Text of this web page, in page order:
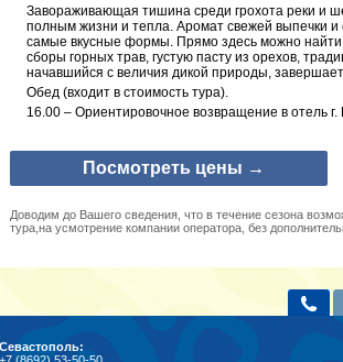
Завораживающая тишина среди грохота реки и
полным жизни и тепла. Аромат свежей выпечки и
самые вкусные формы. Прямо здесь можно
сборы горных трав, густую пасту из орехов,
начавшийся с величия дикой природы,
Обед (входит в стоимость тура).
16.00 – Ориентировочное возвращение в отель г.
Посмотреть цены →
Доводим до Вашего сведения, что в течение сезона
тура,на усмотрение компании оператора, без
Севастополь: